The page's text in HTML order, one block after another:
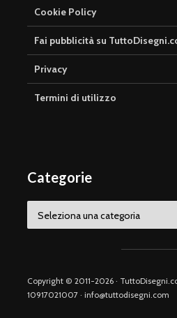
Cookie Policy
Fai pubblicità su
Privacy
Termini di utilizzo
Categorie
Copyright © 2011-2026 ·
10917021007 · info@tuttodisegni.com